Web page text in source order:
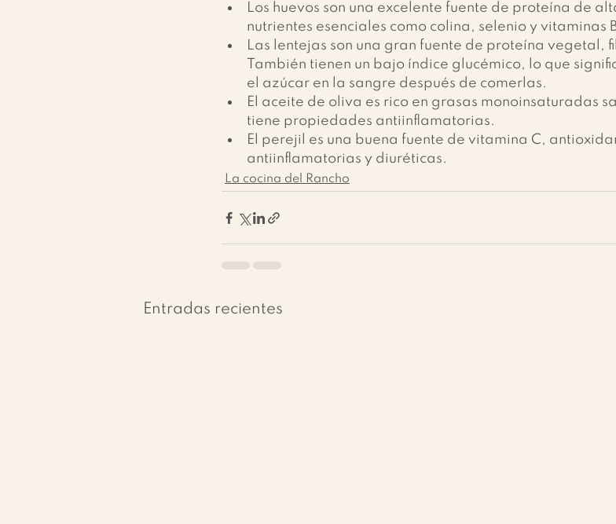
Los huevos son una excelente fuente de proteína de
nutrientes esenciales como colina, selenio y vitaminas
Las lentejas son una gran fuente de proteína vegetal,
También tienen un bajo índice glucémico, lo que
el azúcar en la sangre después de comerlas.
El aceite de oliva es rico en grasas monoinsaturadas
tiene propiedades antiinflamatorias.
El perejil es una buena fuente de vitamina C,
antiinflamatorias y diuréticas.
La cocina del Rancho
Entradas recientes